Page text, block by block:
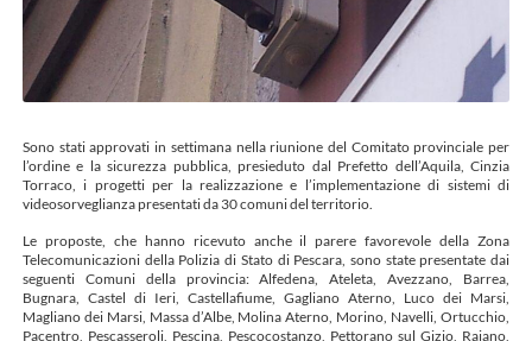
Sono stati approvati in settimana nella riunione del Comitato provinciale per
l’ordine e la sicurezza pubblica, presieduto dal Prefetto dell’Aquila, Cinzia
Torraco, i progetti per la realizzazione e l’implementazione di sistemi di
videosorveglianza presentati da 30 comuni del territorio.
Le proposte, che hanno ricevuto anche il parere favorevole della Zona
Telecomunicazioni della Polizia di Stato di Pescara, sono state presentate dai
seguenti Comuni della provincia: Alfedena, Ateleta, Avezzano, Barrea,
Bugnara, Castel di Ieri, Castellafiume, Gagliano Aterno, Luco dei Marsi,
Magliano dei Marsi, Massa d’Albe, Molina Aterno, Morino, Navelli, Ortucchio,
Pacentro, Pescasseroli, Pescina, Pescocostanzo, Pettorano sul Gizio, Raiano,